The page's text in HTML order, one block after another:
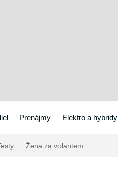
Prenájmy Elektro a hybridy
Žena za volantem